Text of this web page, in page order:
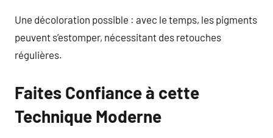
Une décoloration possible : avec le temps, les pigments
peuvent s’estomper, nécessitant des retouches
régulières.
Faites Confiance à cette
Technique Moderne